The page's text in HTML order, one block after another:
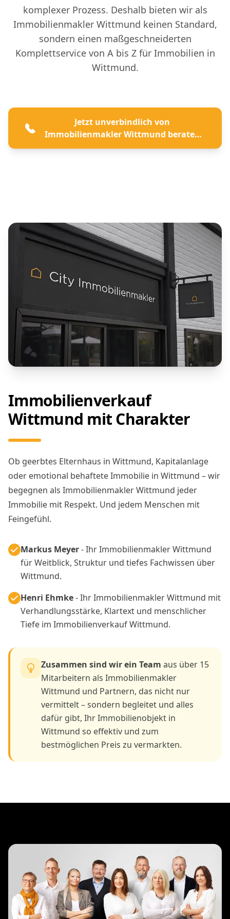
komplexer Prozess. Deshalb bieten wir als
Immobilienmakler Wittmund keinen Standard,
sondern einen maßgeschneiderten
Komplettservice von A bis Z für Immobilien in
Wittmund.
Jetzt unverbindlich von
Immobilienmakler Wittmund beraten
lassen
Immobilienverkauf
Wittmund mit Charakter
Ob geerbtes Elternhaus in Wittmund, Kapitalanlage
oder emotional behaftete Immobilie in Wittmund – wir
begegnen als Immobilienmakler Wittmund jeder
Immobilie mit Respekt. Und jedem Menschen mit
Feingefühl.
Markus Meyer- Ihr Immobilienmakler Wittmund
für Weitblick, Struktur und tiefes Fachwissen über
Wittmund.
Henri Ehmke- Ihr Immobilienmakler Wittmund mit
Verhandlungsstärke, Klartext und menschlicher
Tiefe im Immobilienverkauf Wittmund.
Zusammen sind wir ein Team aus über 15
Mitarbeitern als Immobilienmakler
Wittmund und Partnern, das nicht nur
vermittelt – sondern begleitet und alles
dafür gibt, Ihr Immobilienobjekt in
Wittmund so effektiv und zum
bestmöglichen Preis zu vermarkten.